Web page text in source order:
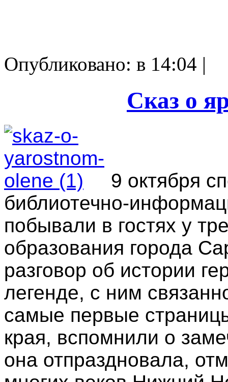
Опубликовано: в 14:04 |
Сказ о
9 октября
библиотечно-
побывали в гостях у
образования города
разговор об истории
легенде, с ним
самые первые
края, вспомнили о
она отпраздновала,